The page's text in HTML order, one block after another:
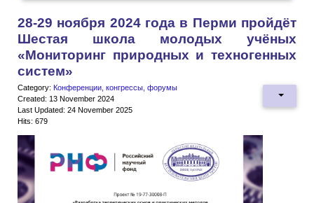
28-29 ноября 2024 года в Перми пройдёт
Шестая школа молодых учёных
«Мониторинг природных и техногенных
систем»
Category: Конференции, конгрессы, форумы
Created: 13 November 2024
Last Updated: 24 November 2025
Hits: 679